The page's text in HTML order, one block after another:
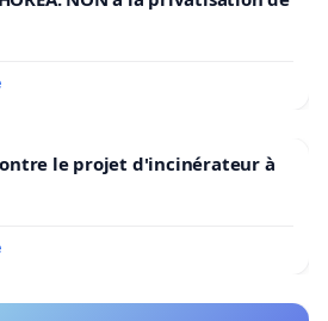
le projet d'incinérateur à